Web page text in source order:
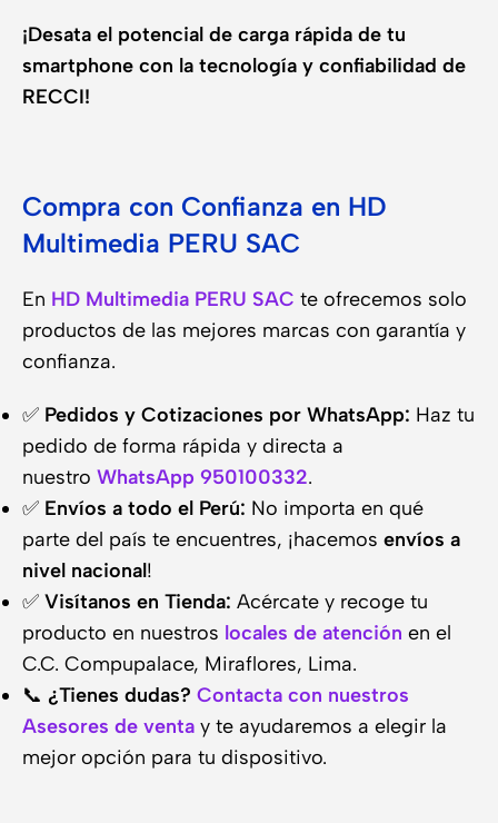
¡Desata el potencial de carga rápida de tu
smartphone con la tecnología y confiabilidad de
RECCI!
Compra con Confianza en HD
Multimedia PERU SAC
En HD Multimedia PERU SAC te ofrecemos solo
productos de las mejores marcas con garantía y
confianza.
✅ Pedidos y Cotizaciones por WhatsApp: Haz tu
pedido de forma rápida y directa a
nuestro WhatsApp 950100332.
✅ Envíos a todo el Perú: No importa en qué
parte del país te encuentres, ¡hacemos envíos a
nivel nacional!
✅ Visítanos en Tienda: Acércate y recoge tu
producto en nuestros locales de atención en el
C.C. Compupalace, Miraflores, Lima.
📞 ¿Tienes dudas? Contacta con nuestros
Asesores de venta y te ayudaremos a elegir la
mejor opción para tu dispositivo.